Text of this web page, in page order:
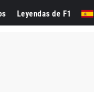
Leyendas de F1